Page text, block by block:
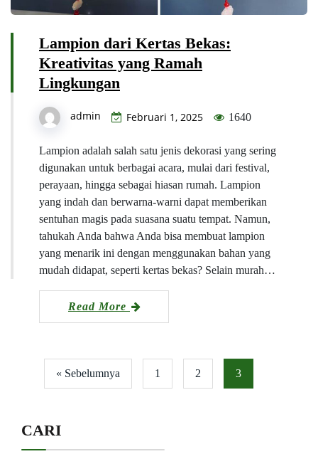
Lampion dari Kertas Bekas:
Kreativitas yang Ramah
Lingkungan
admin Februari 1, 2025 1640
Lampion adalah salah satu jenis dekorasi yang sering
digunakan untuk berbagai acara, mulai dari festival,
perayaan, hingga sebagai hiasan rumah. Lampion
yang indah dan berwarna-warni dapat memberikan
sentuhan magis pada suasana suatu tempat. Namun,
tahukah Anda bahwa Anda bisa membuat lampion
yang menarik ini dengan menggunakan bahan yang
mudah didapat, seperti kertas bekas? Selain murah…
Read More
« Sebelumnya 1 2 3
CARI